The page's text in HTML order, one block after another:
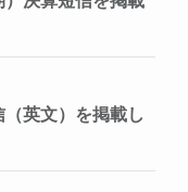
英文）を掲載し